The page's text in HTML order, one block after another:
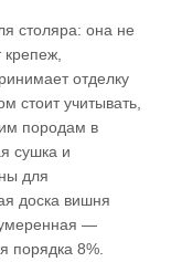
столяра: она не
отделку
стоит учитывать,
породам в
сушка и
для
доска вишня
умеренная —
порядка 8%.